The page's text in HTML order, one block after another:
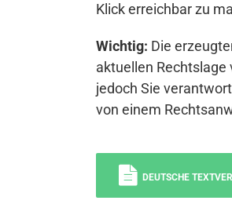
Klick erreichbar zu
Wichtig: Die
aktuellen
jedoch Sie
von einem
DEUTSCHE